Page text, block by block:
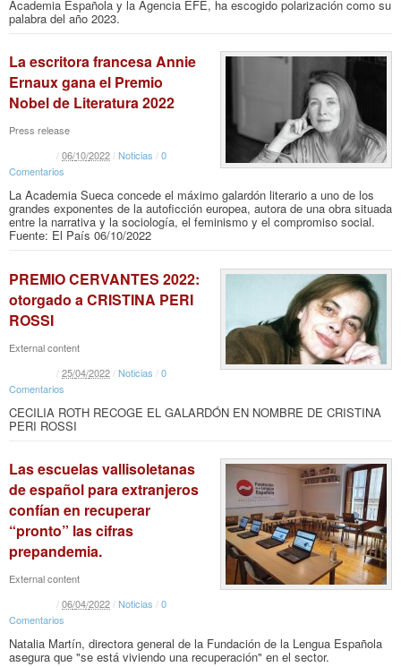
Academia Española y la Agencia EFE, ha escogido polarización como su
palabra del año 2023.
La escritora francesa Annie
Ernaux gana el Premio
Nobel de Literatura 2022
Press release
/06/10/2022/Noticias /0
Comentarios
La Academia Sueca concede el máximo galardón literario a uno de los
grandes exponentes de la autoficción europea, autora de una obra situada
entre la narrativa y la sociología, el feminismo y el compromiso social.
Fuente: El País 06/10/2022
PREMIO CERVANTES 2022:
otorgado a CRISTINA PERI
ROSSI
External content
/25/04/2022/Noticias /0
Comentarios
CECILIA ROTH RECOGE EL GALARDÓN EN NOMBRE DE CRISTINA
PERI ROSSI
Las escuelas vallisoletanas
de español para extranjeros
confían en recuperar
“pronto” las cifras
prepandemia.
External content
/06/04/2022/Noticias /0
Comentarios
Natalia Martín, directora general de la Fundación de la Lengua Española
asegura que "se está viviendo una recuperación" en el sector.